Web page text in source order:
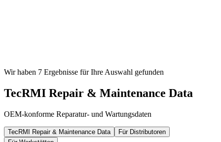
Wir haben 7 Ergebnisse für Ihre Auswahl gefunden
TecRMI Repair & Maintenance Data
OEM-konforme Reparatur- und Wartungsdaten
TecRMI Repair & Maintenance Data
Für Distributoren